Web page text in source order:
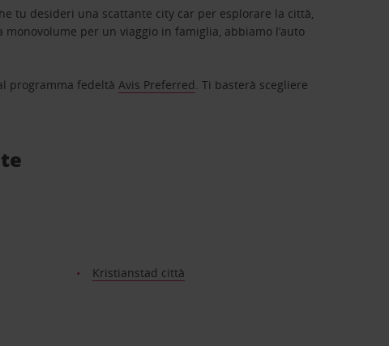
tu desideri una scattante city car per esplorare la città,
per un viaggio in famiglia, abbiamo l’auto
programma fedeltàAvis Preferred. Ti basterà scegliere
Kristianstad città